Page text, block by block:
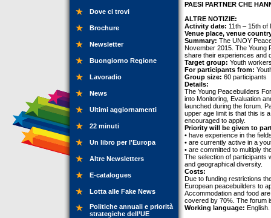
Dove ci trovi
Brochure
Newsletter
Buongiorno Regione
Lavoradio
News
Ultimi aggiornamenti
22 minuti
Un libro per l'Europa
Altre Newsletters
E-catalogues
Lotta alle Fake News
Politiche annuali e priorità
strategiche dell’UE
PAESI PARTNER CHE
ALTRE NOTIZIE:
Activity date: 11th – 15th of
Venue place, venue
Summary: The UNOY
November 2015. The Young
share their experiences and
Target group: Youth
For participants from:
Group size: 60 participants
Details:
The Young Peacebuilders
into Monitoring, Evaluation
launched during the forum.
upper age limit is that this is
encouraged to apply.
Priority will be given to
• have experience in the
• are currently active in a
• are committed to multiply
The selection of participants
and geographical diversity.
Costs:
Due to funding restrictions
European peacebuilders to
Accommodation and food
covered by 70%. The forum
Working language: English.